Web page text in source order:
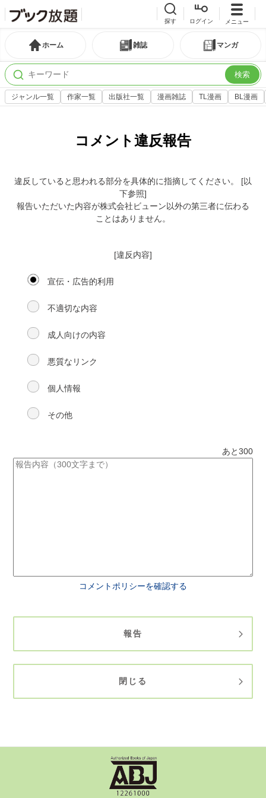
探す ログイン メニュー
ホーム 雑誌 マンガ
検索
ジャンル一覧 作家一覧 出版社一覧 漫画雑誌 TL漫画 BL漫画
コメント違反報告
違反していると思われる部分を具体的に指摘してください。 [以
下参照]
報告いただいた内容が株式会社ビューン以外の第三者に伝わる
ことはありません。
[違反内容]
宣伝・広告的利用
不適切な内容
成人向けの内容
悪質なリンク
個人情報
その他
あと300
コメントポリシーを確認する
報告
閉じる